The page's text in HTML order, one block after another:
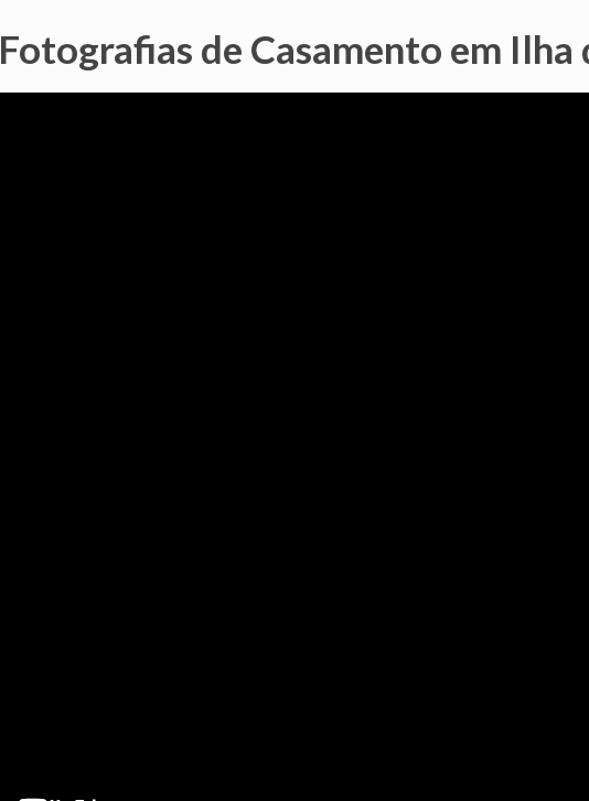
Fotografias de Casamento em Ilha